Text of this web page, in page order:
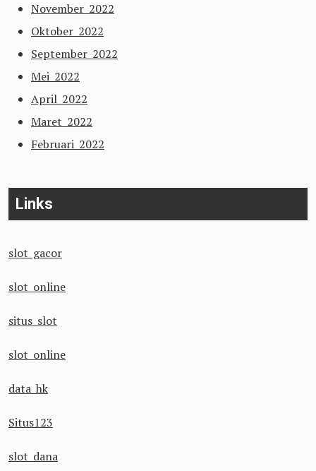
November 2022
Oktober 2022
September 2022
Mei 2022
April 2022
Maret 2022
Februari 2022
Links
slot gacor
slot online
situs slot
slot online
data hk
Situs123
slot dana